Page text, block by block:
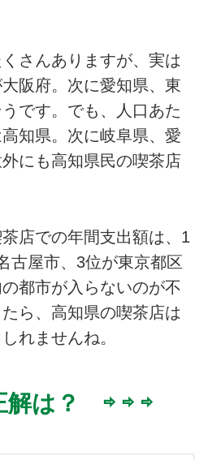
さんありますが、実は
阪府。次に愛知県、東
です。でも、人口あた
知県。次に岐阜県、愛
にも高知県民の喫茶店
店での年間支出額は、1
古屋市、3位が東京都区
都市が入らないのが不
ら、高知県の喫茶店は
れませんね。
解は？ ⇨ ⇨ ⇨